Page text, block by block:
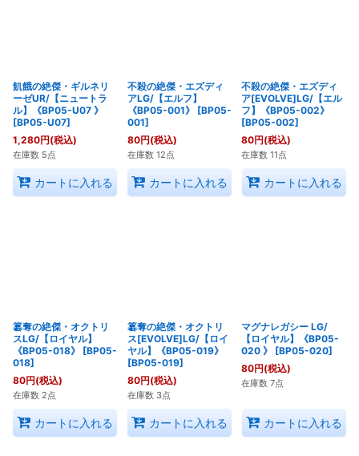
飢餓の絶傑・ギルネリ
ーゼUR/【ニュートラ
ル】《BP05-U07 》
[BP05-U07]
1,280円(税込)
在庫数 5点
カートに入れる
不殺の絶傑・エズディ
アLG/【エルフ】
《BP05-001》
[BP05-
001]
80円(税込)
在庫数 12点
カートに入れる
不殺の絶傑・エズディ
ア[EVOLVE]LG/【エル
フ】《BP05-002》
[BP05-002]
80円(税込)
在庫数 11点
カートに入れる
簒奪の絶傑・オクトリ
スLG/【ロイヤル】
《BP05-018》
[BP05-
018]
80円(税込)
在庫数 2点
カートに入れる
簒奪の絶傑・オクトリ
ス[EVOLVE]LG/【ロイ
ヤル】《BP05-019》
[BP05-019]
80円(税込)
在庫数 3点
カートに入れる
マグナレガシー LG/
【ロイヤル】《BP05-
020 》
[BP05-020]
80円(税込)
在庫数 7点
カートに入れる